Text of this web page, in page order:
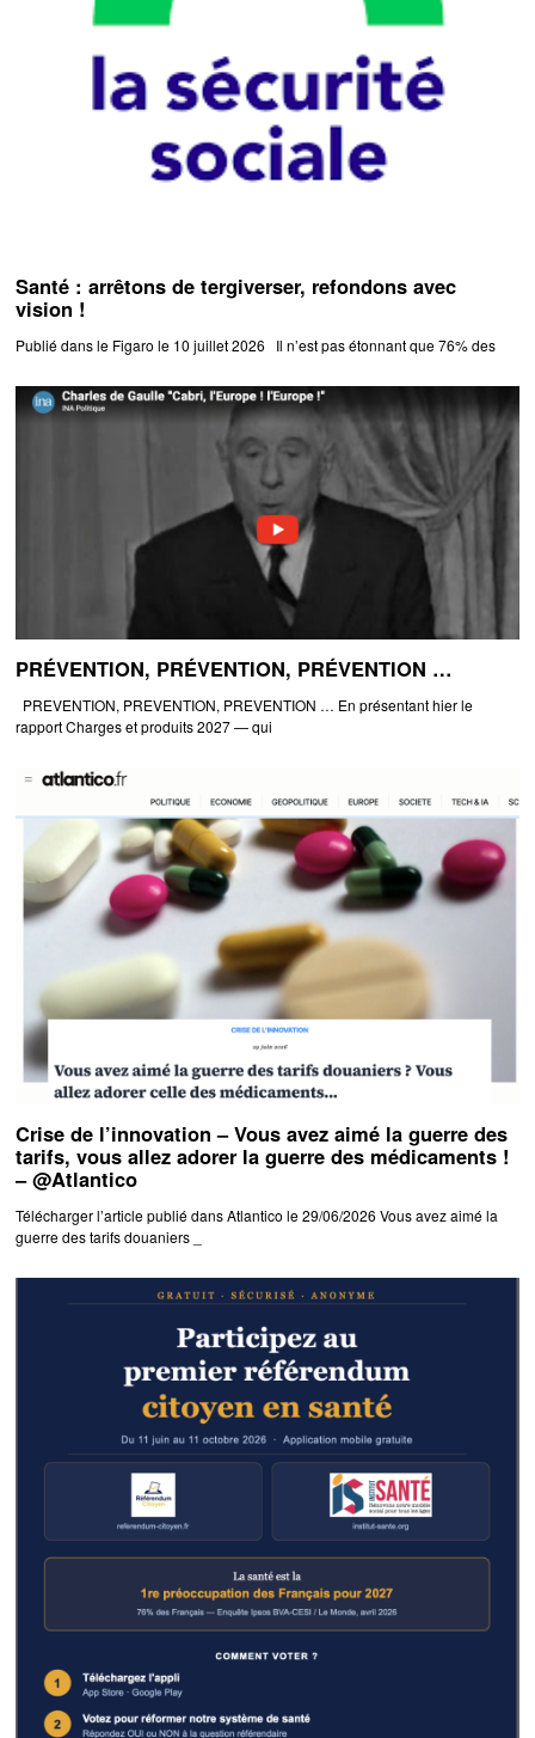
Santé : arrêtons de tergiverser, refondons avec
vision !
Publié dans le Figaro le 10 juillet 2026 Il n’est pas étonnant que 76% des
PRÉVENTION, PRÉVENTION, PRÉVENTION …
PREVENTION, PREVENTION, PREVENTION … En présentant hier le
rapport Charges et produits 2027 — qui
Crise de l’innovation – Vous avez aimé la guerre des
tarifs, vous allez adorer la guerre des médicaments !
– @Atlantico
Télécharger l’article publié dans Atlantico le 29/06/2026 Vous avez aimé la
guerre des tarifs douaniers _